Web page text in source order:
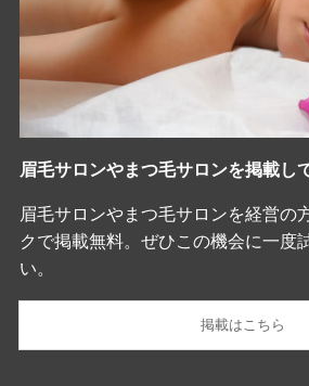
眉毛サロンやまつ毛サロンを掲載し
眉毛サロンやまつ毛サロンを経営の
クで掲載無料。ぜひこの機会に一度
い。
掲載はこちら